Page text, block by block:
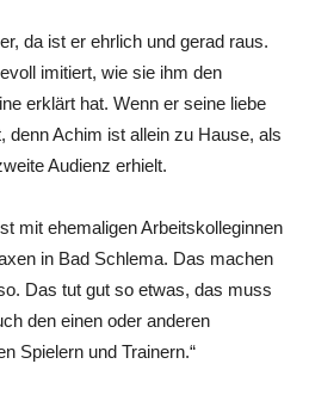
da ist er ehrlich und gerad raus.
imitiert, wie sie ihm den
erklärt hat. Wenn er seine liebe
denn Achim ist allein zu Hause, als
Audienz erhielt.
mit ehemaligen Arbeitskolleginnen
in Bad Schlema. Das machen
Das tut gut so etwas, das muss
den einen oder anderen
Spielern und Trainern.“